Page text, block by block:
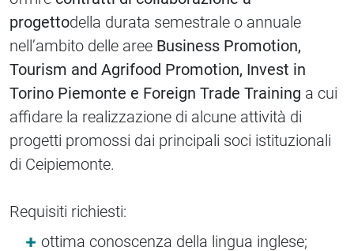
progettodella durata semestrale o annuale
nell’ambito delle aree Business Promotion,
Tourism and Agrifood Promotion, Invest in
Torino Piemonte e Foreign Trade Training a cui
affidare la realizzazione di alcune attività di
progetti promossi dai principali soci istituzionali
di Ceipiemonte.
Requisiti richiesti:
ottima conoscenza della lingua inglese;